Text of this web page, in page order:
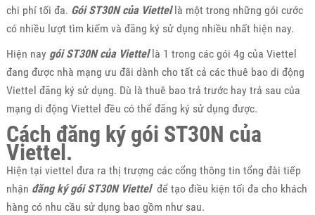
chi phí tối đa. Gói ST30N của Viettellà một trong những gói cước
có nhiều lượt tìm kiếm và đăng ký sử dụng nhiều nhất hiện nay.
Hiện nay gói ST30N của Viettellà 1 trong các gói 4g của Viettel
đang được nhà mạng ưu đãi dành cho tất cả các thuê bao di động
Viettel đăng ký sử dụng. Dù là thuê bao trả trước hay trả sau của
mạng di động Viettel đều có thể đăng ký sử dụng được.
Cách đăng ký gói ST30N của
Viettel.
Hiện tại viettel đưa ra thị trượng các cổng thông tin tổng đài tiếp
nhận đăng ký gói ST30N Viettel để tạo điều kiện tối đa cho khách
hàng có nhu cầu sử dụng bao gồm như sau.